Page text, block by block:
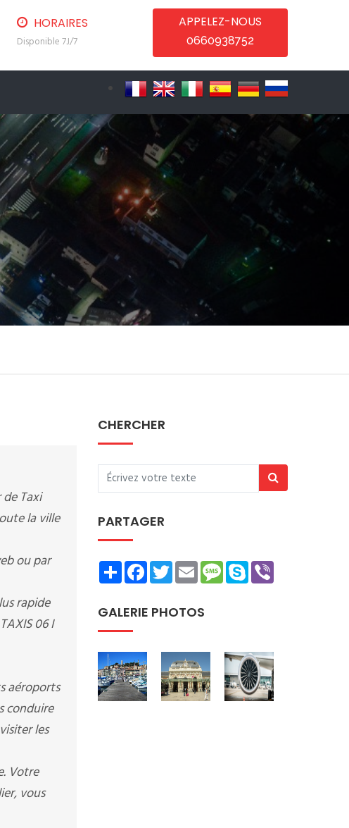
HORAIRES
Disponible 7J/7
APPELEZ-NOUS
0660938752
Taxi
la ville
ou par
rapide
06 I
aéroports
conduire
les
Votre
vous
CHERCHER
PARTAGER
ShareFacebookTwitterEmailMessage
Skype
GALERIE PHOTOS